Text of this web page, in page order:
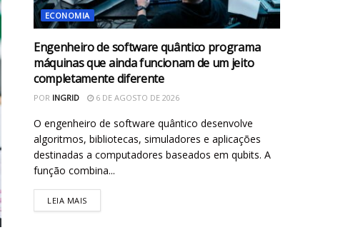
ECONOMIA
Engenheiro de software quântico programa
máquinas que ainda funcionam de um jeito
completamente diferente
POR INGRID 6 DE AGOSTO DE 2026
O engenheiro de software quântico desenvolve
algoritmos, bibliotecas, simuladores e aplicações
destinadas a computadores baseados em qubits. A
função combina...
LEIA MAIS